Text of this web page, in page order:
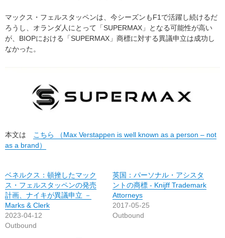
マックス・フェルスタッペンは、今シーズンもF1で活躍し続けるだ
ろうし、オランダ人にとって「SUPERMAX」となる可能性が高い
が、BIOPにおける「SUPERMAX」商標に対する異議申立は成功し
なかった。
本文は
こちら （Max Verstappen is well known as a person – not
as a brand）
ベネルクス：頓挫したマック
ス・フェルスタッペンの発売
計画、ナイキが異議申立 －
Marks & Clerk
2023-04-12
Outbound
英国：パーソナル・アシスタ
ントの商標 ‐ Knijff Trademark
Attorneys
2017-05-25
Outbound